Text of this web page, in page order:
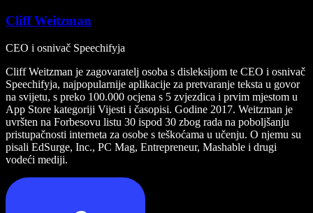
Cliff Weitzman
CEO i osnivač Speechifyja
Cliff Weitzman je zagovaratelj osoba s disleksijom te CEO i osnivač
Speechifyja, najpopularnije aplikacije za pretvaranje teksta u govor
na svijetu, s preko 100.000 ocjena s 5 zvjezdica i prvim mjestom u
App Store kategoriji Vijesti i časopisi. Godine 2017. Weitzman je
uvršten na Forbesovu listu 30 ispod 30 zbog rada na poboljšanju
pristupačnosti interneta za osobe s teškoćama u učenju. O njemu su
pisali EdSurge, Inc., PC Mag, Entrepreneur, Mashable i drugi
vodeći mediji.